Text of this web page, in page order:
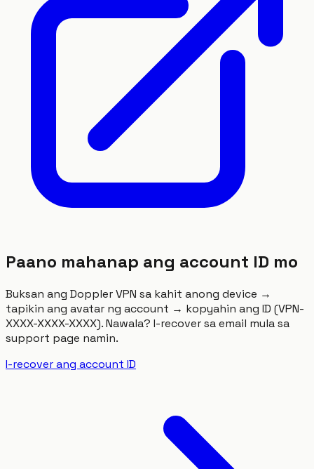
Paano mahanap ang account ID mo
Buksan ang Doppler VPN sa kahit anong device →
tapikin ang avatar ng account → kopyahin ang ID (VPN-
XXXX-XXXX-XXXX). Nawala? I-recover sa email mula sa
support page namin.
I-recover ang account ID